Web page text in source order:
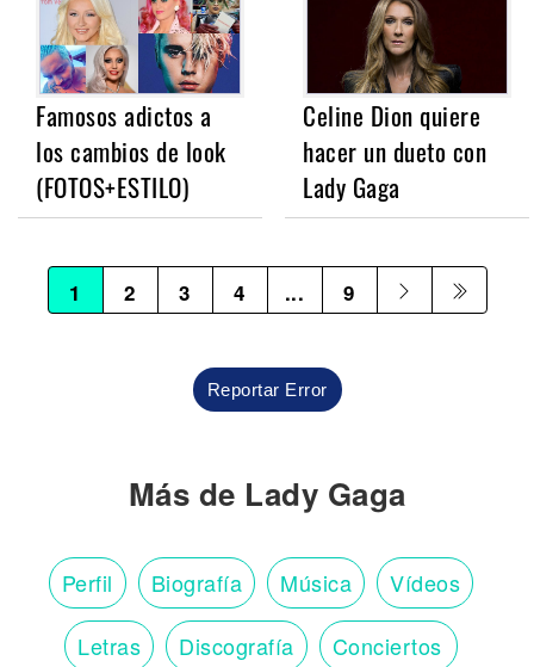
Famosos adictos a
los cambios de look
(FOTOS+ESTILO)
Celine Dion quiere
hacer un dueto con
Lady Gaga
1 2 3 4 ... 9
Reportar Error
Más de Lady Gaga
Perfil Biografía Música Vídeos
Letras Discografía Conciertos